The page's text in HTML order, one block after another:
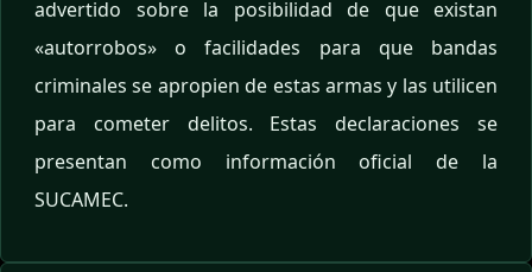
advertido sobre la posibilidad de que existan
«autorrobos» o facilidades para que bandas
criminales se apropien de estas armas y las utilicen
para cometer delitos. Estas declaraciones se
presentan como información oficial de la
SUCAMEC.